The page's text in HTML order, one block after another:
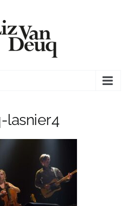
lasnier4